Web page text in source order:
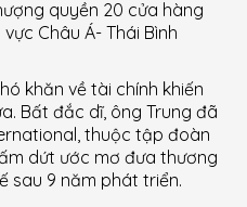
quyền 20 cửa hàng
Châu Á- Thái Bình
khăn về tài chính khiến
Bất đắc dĩ, ông Trung đã
thuộc tập đoàn
dứt ước mơ đưa thương
sau 9 năm phát triển.